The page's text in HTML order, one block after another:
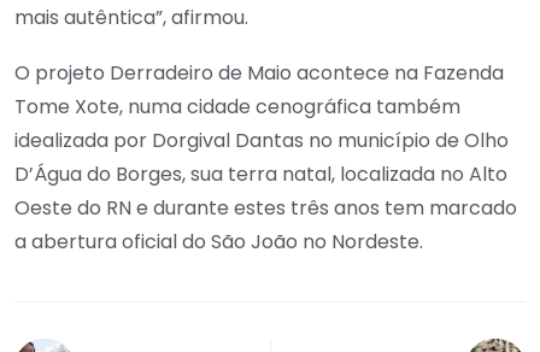
mais autêntica”, afirmou.
O projeto Derradeiro de Maio acontece na Fazenda
Tome Xote, numa cidade cenográfica também
idealizada por Dorgival Dantas no município de Olho
D’Água do Borges, sua terra natal, localizada no Alto
Oeste do RN e durante estes três anos tem marcado
a abertura oficial do São João no Nordeste.